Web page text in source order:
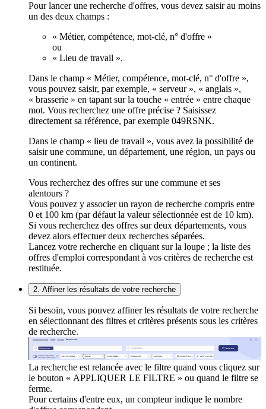
Pour lancer une recherche d'offres, vous devez saisir au moins
un des deux champs :
« Métier, compétence, mot-clé, n° d'offre »
ou
« Lieu de travail ».
Dans le champ « Métier, compétence, mot-clé, n° d'offre »,
vous pouvez saisir, par exemple, « serveur », « anglais »,
« brasserie » en tapant sur la touche « entrée » entre chaque
mot. Vous recherchez une offre précise ? Saisissez
directement sa référence, par exemple 049RSNK.
Dans le champ « lieu de travail », vous avez la possibilité de
saisir une commune, un département, une région, un pays ou
un continent.
Vous recherchez des offres sur une commune et ses
alentours ?
Vous pouvez y associer un rayon de recherche compris entre
0 et 100 km (par défaut la valeur sélectionnée est de 10 km).
Si vous recherchez des offres sur deux départements, vous
devez alors effectuer deux recherches séparées.
Lancez votre recherche en cliquant sur la loupe ; la liste des
offres d'emploi correspondant à vos critères de recherche est
restituée.
2. Affiner les résultats de votre recherche
Si besoin, vous pouvez affiner les résultats de votre recherche
en sélectionnant des filtres et critères présents sous les critères
de recherche.
La recherche est relancée avec le filtre quand vous cliquez sur
le bouton « APPLIQUER LE FILTRE » ou quand le filtre se
ferme.
Pour certains d'entre eux, un compteur indique le nombre